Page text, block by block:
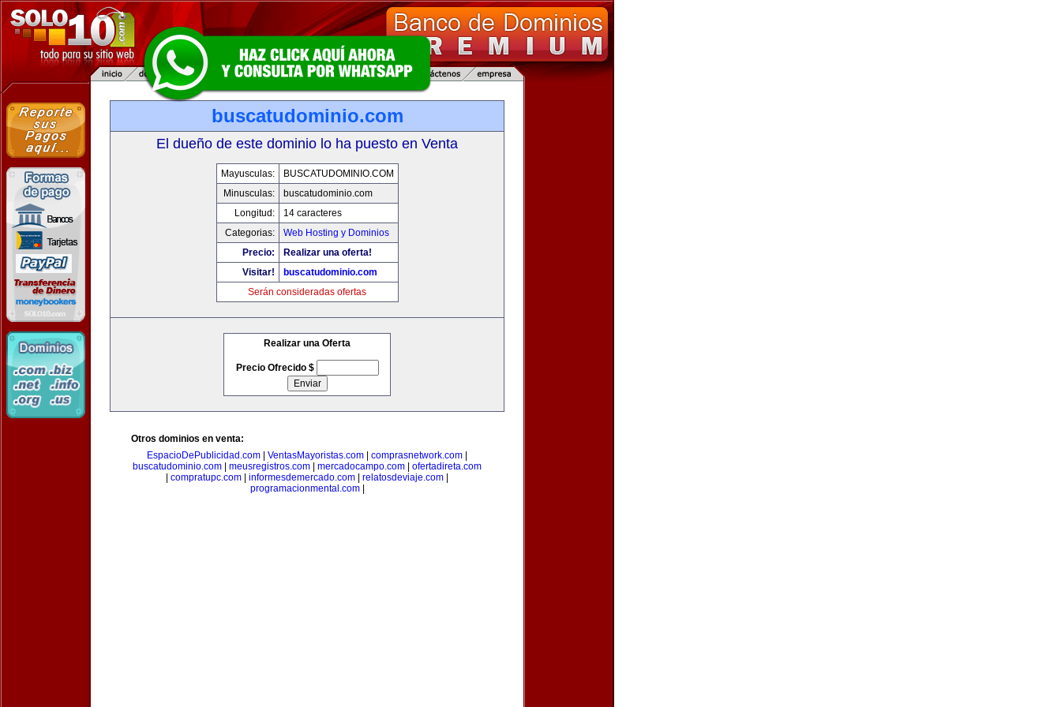
buscatudominio.com
El dueño de este dominio lo ha puesto en Venta
Mayusculas:
BUSCATUDOMINIO.COM
Minusculas:
buscatudominio.com
Longitud:
14 caracteres
Categorias:
Web Hosting y Dominios
Precio:
Realizar una oferta!
Visitar!
buscatudominio.com
Serán consideradas ofertas
Realizar una Oferta
Precio Ofrecido $
Otros dominios en venta:
EspacioDePublicidad.com
VentasMayoristas.com comprasnetwork.com
buscatudominio.com
meusregistros.com mercadocampo.com
ofertadireta.com
compratupc.com informesdemercado.com relatosdeviaje.com
programacionmental.com|